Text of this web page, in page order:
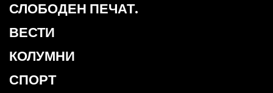
СЛОБОДЕН ПЕЧАТ.
ВЕСТИ
КОЛУМНИ
СПОРТ